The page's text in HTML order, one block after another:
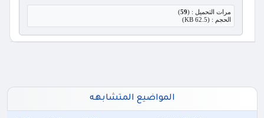
مرات التحميل : (59
)
الحجم : (62.5 KB)
المواضيع المتشابهه